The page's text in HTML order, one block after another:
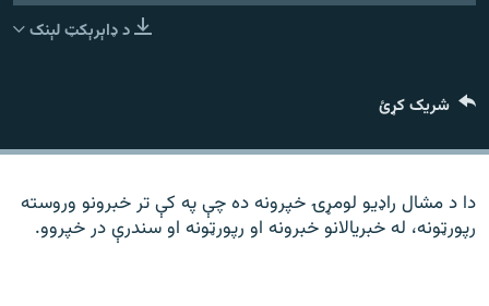
د ازادې اروپا راډیو ټولې ووبپاڼې
د ډاېرېکټ لېنک
شریک کړئ
دا د مشال راډیو لومړۍ خپرونه ده چې په کې تر خبرونو وروسته
رپورټونه، له خبریالانو خبرونه او رپورټونه او سندرې در خپروو.